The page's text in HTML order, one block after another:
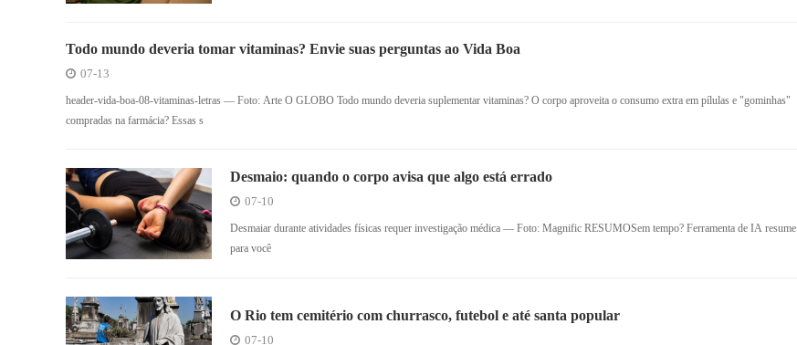
Todo mundo deveria tomar vitaminas? Envie suas perguntas ao Vida Boa
07-13
header-vida-boa-08-vitaminas-letras — Foto: Arte O GLOBO Todo mundo deveria suplementar vitaminas? O corpo aproveita o consumo extra em pílulas e "gominhas"
compradas na farmácia? Essas s
Desmaio: quando o corpo avisa que algo está errado
07-10
Desmaiar durante atividades físicas requer investigação médica — Foto: Magnific RESUMOSem tempo? Ferramenta de IA resume
para você
O Rio tem cemitério com churrasco, futebol e até santa popular
07-10